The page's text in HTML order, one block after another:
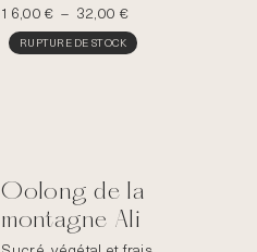
16,00€ – 32,00 €Plage
de
prix :
RUPTURE DE STOCK
Oolong de la
montagne Ali